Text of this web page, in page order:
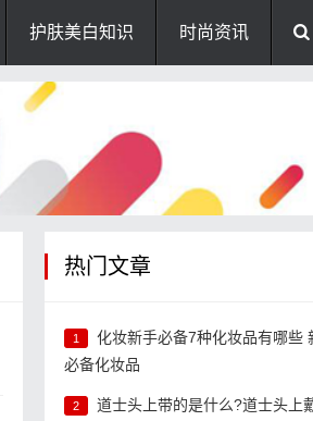
护肤美白知识 时尚资讯
热门文章
1
化妆新手必备7种化妆品有哪些
必备化妆品
2
道士头上带的是什么?道士头上